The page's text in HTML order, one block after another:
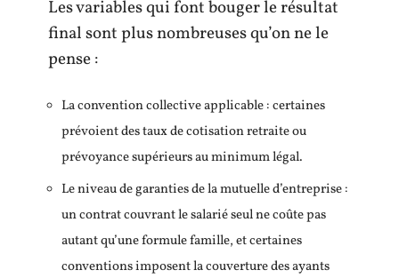
Les variables qui font bouger le résultat
final sont plus nombreuses qu’on ne le
pense :
La convention collective applicable : certaines
prévoient des taux de cotisation retraite ou
prévoyance supérieurs au minimum légal.
Le niveau de garanties de la mutuelle d’entreprise :
un contrat couvrant le salarié seul ne coûte pas
autant qu’une formule famille, et certaines
conventions imposent la couverture des ayants